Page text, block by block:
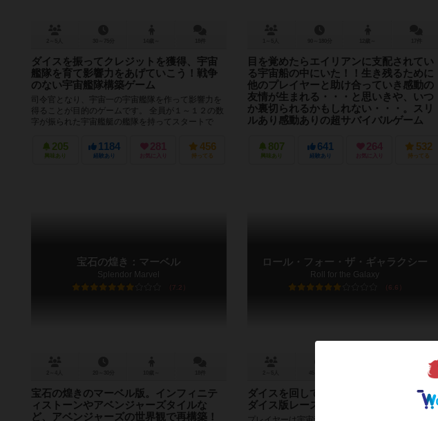
ダイスを振ってクレジットを獲得、宇宙
艦隊を育て影響力をあげていこう！戦争
のない宇宙艦隊構築ゲーム
司令官となり、宇宙一の宇宙艦隊を作って影響力を
得ることが目的のゲームです。 全員が１～１２の数
字が振られた宇宙艦艇の艦隊を持ってスタートで
205
興味あり
1184
経験あり
281
お気に入り
456
持ってる
目を覚めたらエイリアンに支配されてい
る宇宙船の中にいた！！生き残るために
他のプレイヤーと助け合っていき感動の
友情が生まれる・・・と思いきや、いつ
か裏切られるかもしれない・・・。スリ
ルあり感動ありの超サバイバルゲーム
船 「ネメシス」の中にいた。 同じ部屋には他のプレ
イヤーと 宇宙飛行士らしきの死体が 見つかり、この
807
興味あり
641
経験あり
264
お気に入り
532
持ってる
宝石の煌き：マーベル
Splendor Marvel
7.2
宝石の煌きのマーベル版。インフィニテ
ィストーンやアベンジャーズタイルな
ど、アベンジャーズの世界観で再構築！
ロール・フォー・ザ・ギャラクシー
Roll for the Galaxy
6.6
ダイスを回して最強の宇宙帝国を作れ！
ダイス版レースフォーザギャラクシー！